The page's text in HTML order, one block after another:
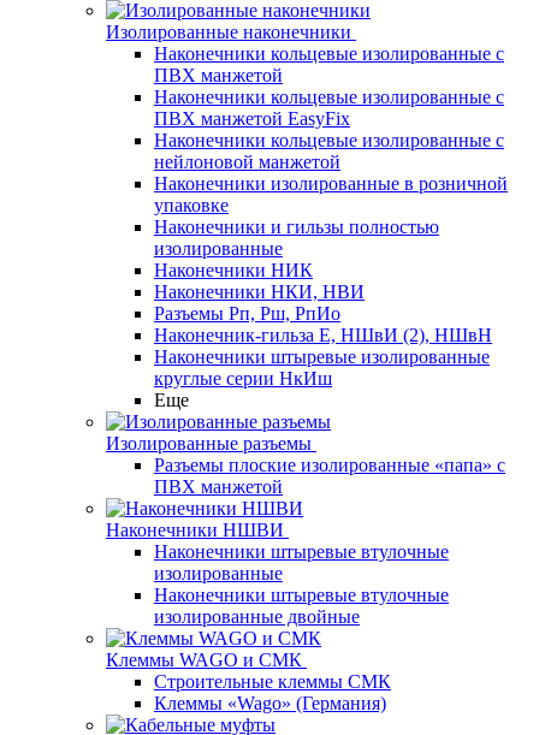
Изолированные наконечники
Наконечники кольцевые изолированные с
ПВХ манжетой
Наконечники кольцевые изолированные с
ПВХ манжетой EasyFix
Наконечники кольцевые изолированные с
нейлоновой манжетой
Наконечники изолированные в розничной
упаковке
Наконечники и гильзы полностью
изолированные
Наконечники НИК
Наконечники НКИ, НВИ
Разъемы Рп, Рш, РпИо
Наконечник-гильза Е, НШвИ (2), НШвН
Наконечники штыревые изолированные
круглые серии НкИш
Еще
Изолированные разъемы
Разъемы плоские изолированные «папа» с
ПВХ манжетой
Наконечники НШВИ
Наконечники штыревые втулочные
изолированные
Наконечники штыревые втулочные
изолированные двойные
Клеммы WAGO и СМК
Строительные клеммы СМК
Клеммы «Wago» (Германия)